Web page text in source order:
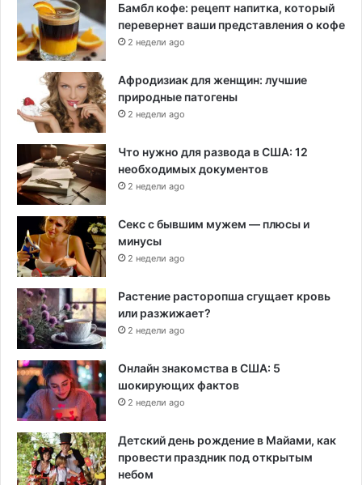
Бамбл кофе: рецепт напитка, который
перевернет ваши представления о кофе
2 недели ago
Афродизиак для женщин: лучшие
природные патогены
2 недели ago
Что нужно для развода в США: 12
необходимых документов
2 недели ago
Секс с бывшим мужем — плюсы и
минусы
2 недели ago
Растение расторопша сгущает кровь
или разжижает?
2 недели ago
Онлайн знакомства в США: 5
шокирующих фактов
2 недели ago
Детский день рождение в Майами, как
провести праздник под открытым
небом